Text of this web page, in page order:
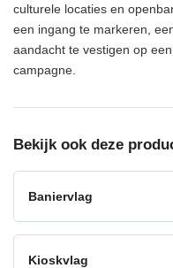
culturele locaties en
een ingang te markeren,
aandacht te vestigen op
campagne.
Bekijk ook deze
Baniervlag
Kioskvlag